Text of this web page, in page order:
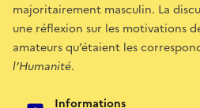
majoritairement masculin. La
une réflexion sur les motivations
amateurs qu’étaient les
l’Humanité.
Informations